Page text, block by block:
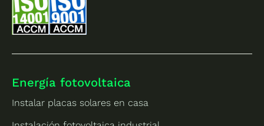
Energía fotovoltaica
Instalar placas solares en casa